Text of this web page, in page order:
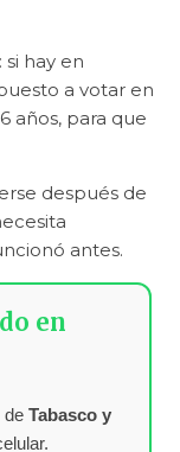
hay en
a votar en
años, para que
después de
antes.
en
de Tabasco y